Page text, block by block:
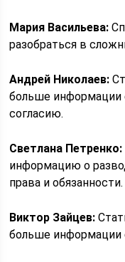
Мария Васильева:
разобраться в
Андрей Николаев:
больше информации
согласию.
Светлана Петренко:
информацию о
права и обязанности.
Виктор Зайцев:
больше информации